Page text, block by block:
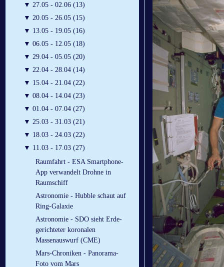
▼ 27.05 - 02.06 (13)
▼ 20.05 - 26.05 (15)
▼ 13.05 - 19.05 (16)
▼ 06.05 - 12.05 (18)
▼ 29.04 - 05.05 (20)
▼ 22.04 - 28.04 (14)
▼ 15.04 - 21.04 (22)
▼ 08.04 - 14.04 (23)
▼ 01.04 - 07.04 (27)
▼ 25.03 - 31.03 (21)
▼ 18.03 - 24.03 (22)
▼ 11.03 - 17.03 (27)
Raumfahrt - ESA Smartphone-
App verwandelt Drohne in
Raumschiff
Astronomie - Hubble schaut auf
Ring-Galaxie
Astronomie - SDO sieht Erde-
gerichteter koronalen
Massenauswurf (CME)
Mars-Chroniken - Panorama-
Foto vom Mars